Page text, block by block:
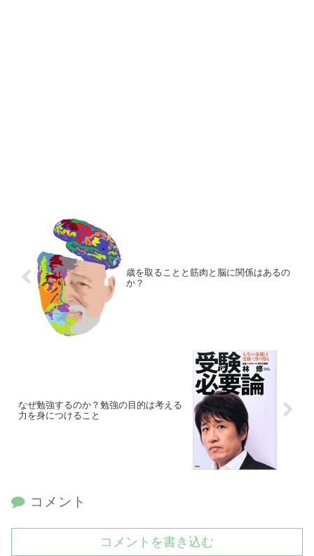
歳を取ることと筋肉と脳に関係はあるの
か？
なぜ勉強するのか？勉強の目的は考える
力を身につけること
コメント
コメントを書き込む